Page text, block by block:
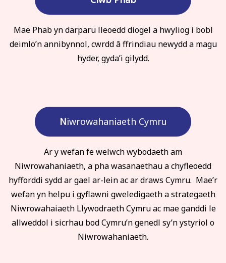
Mae Phab yn darparu lleoedd diogel a hwyliog i bobl
deimlo’n annibynnol, cwrdd â ffrindiau newydd a magu
hyder, gyda’i gilydd.
Niwrowahaniaeth Cymru
Ar y wefan fe welwch wybodaeth am
Niwrowahaniaeth, a pha wasanaethau a chyfleoedd
hyfforddi sydd ar gael ar-lein ac ar draws Cymru. Mae’r
wefan yn helpu i gyflawni gweledigaeth a strategaeth
Niwrowahaiaeth Llywodraeth Cymru ac mae ganddi le
allweddol i sicrhau bod Cymru’n genedl sy’n ystyriol o
Niwrowahaniaeth.